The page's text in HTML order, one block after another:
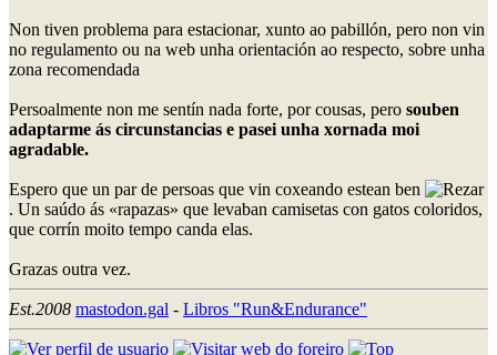
Non tiven problema para estacionar, xunto ao pabillón, pero non vin
no regulamento ou na web unha orientación ao respecto, sobre unha
zona recomendada
Persoalmente non me sentín nada forte, por cousas, pero souben
adaptarme ás circunstancias e pasei unha xornada moi
agradable.
Espero que un par de persoas que vin coxeando estean ben
. Un saúdo ás «rapazas» que levaban camisetas con gatos coloridos,
que corrín moito tempo canda elas.
Grazas outra vez.
Est.2008 mastodon.gal - Libros "Run&Endurance"